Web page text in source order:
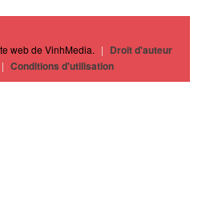
web de VinhMedia. | Droit d'auteur
| Conditions d'utilisation